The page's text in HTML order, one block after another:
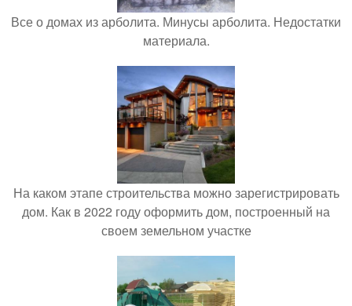
Все о домах из арболита. Минусы арболита. Недостатки
материала.
На каком этапе строительства можно зарегистрировать
дом. Как в 2022 году оформить дом, построенный на
своем земельном участке